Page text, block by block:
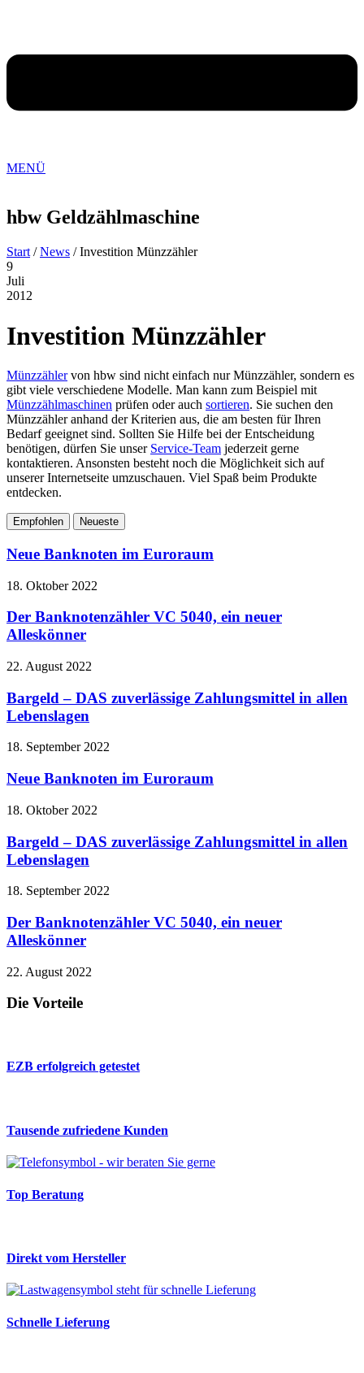
MENÜ
hbwGeldzählmaschine
Start /News / Investition Münzzähler
9
Juli
2012
Investition Münzzähler
Münzzählervon hbw sind nicht einfach nur Münzzähler, sondern es
gibt viele verschiedene Modelle. Man kann zum Beispiel mit
Münzzählmaschinen prüfen oder auch sortieren. Sie suchen den
Münzzähler anhand der Kriterien aus, die am besten für Ihren
Bedarf geeignet sind. Sollten Sie Hilfe bei der Entscheidung
benötigen, dürfen Sie unser Service-Team jederzeit gerne
kontaktieren. Ansonsten besteht noch die Möglichkeit sich auf
unserer Internetseite umzuschauen. Viel Spaß beim Produkte
entdecken.
Empfohlen Neueste
Neue Banknoten im Euroraum
18. Oktober 2022
Der Banknotenzähler VC 5040, ein neuer
Alleskönner
22. August 2022
Bargeld – DAS zuverlässige Zahlungsmittel in allen
Lebenslagen
18. September 2022
Neue Banknoten im Euroraum
18. Oktober 2022
Bargeld – DAS zuverlässige Zahlungsmittel in allen
Lebenslagen
18. September 2022
Der Banknotenzähler VC 5040, ein neuer
Alleskönner
22. August 2022
Die Vorteile
EZB erfolgreich getestet
Tausende zufriedene Kunden
Top Beratung
Direkt vom Hersteller
Schnelle Lieferung